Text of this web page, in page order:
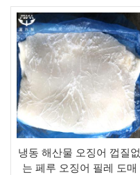
냉동 해산물 오징어 껍질없
는 페루 오징어 필레 도매